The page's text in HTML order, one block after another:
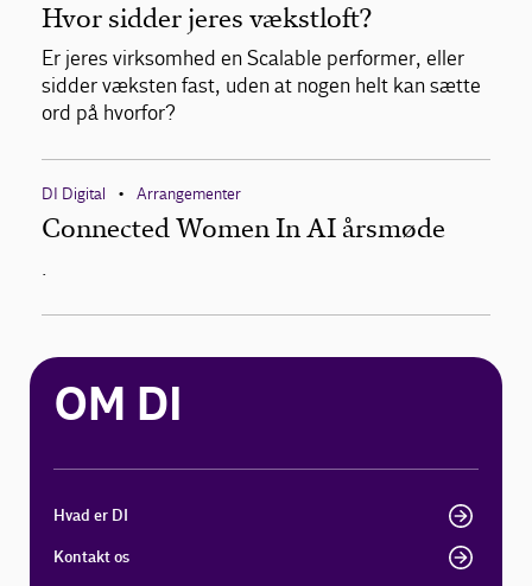
Hvor sidder jeres vækstloft?
Er jeres virksomhed en Scalable performer, eller
sidder væksten fast, uden at nogen helt kan sætte
ord på hvorfor?
DI Digital • Arrangementer
Connected Women In AI årsmøde
.
OM DI
Hvad er DI
Kontakt os